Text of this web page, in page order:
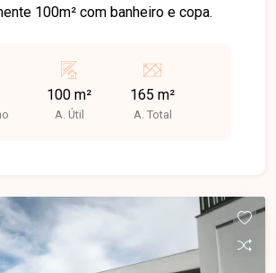
100m² com banheiro e copa.
100 m²
A. Útil
165 m²
A. Total